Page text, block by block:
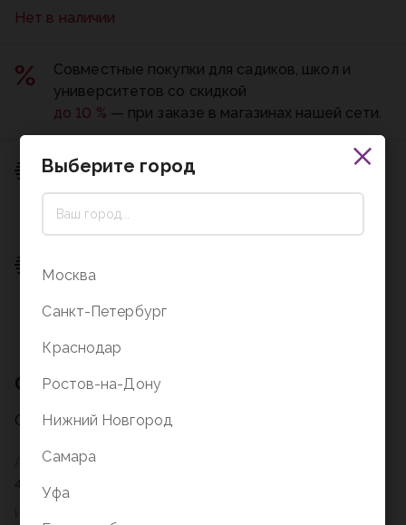
Артикул
45156
Описание
Описание на стадии заполнения
Нет в наличии
Совместные покупки для садиков, школ и
университетов со скидкой
до 10 % — при заказе в магазинах нашей сети.
Пункт выдачи
0 ₽
Подробнее о доставке
Подробнее о доставке
Выберите город
Москва
Санкт-Петербург
Краснодар
Ростов-на-Дону
Нижний Новгород
Самара
Уфа